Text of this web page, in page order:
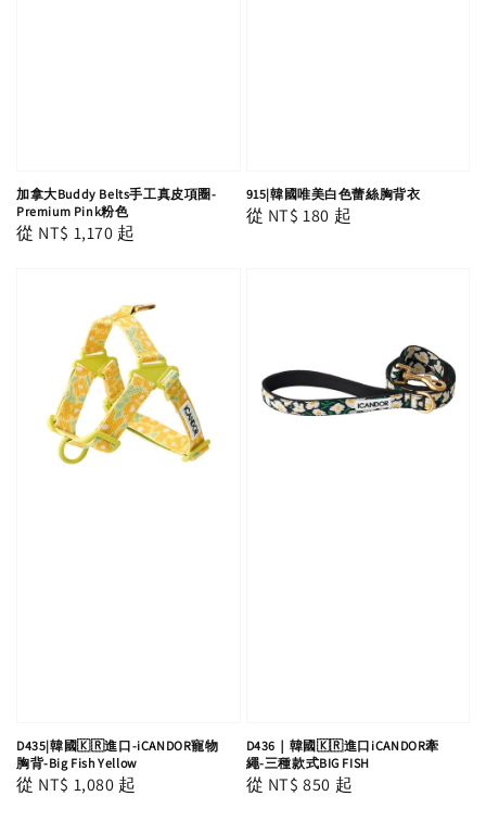
加拿大Buddy Belts手工真皮項圈-
Premium Pink粉色
Regular
從 NT$ 1,170 起
915|韓國唯美白色蕾絲胸背衣
Regular
從 NT$ 180 起
D435|韓國🇰🇷進口-iCANDOR寵物
胸背-Big Fish Yellow
Regular
從 NT$ 1,080 起
D436｜韓國🇰🇷進口iCANDOR牽
繩-三種款式BIG FISH
Regular
從 NT$ 850 起